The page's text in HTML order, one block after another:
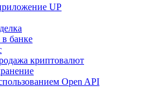
UP
банке
криптовалют
Open API